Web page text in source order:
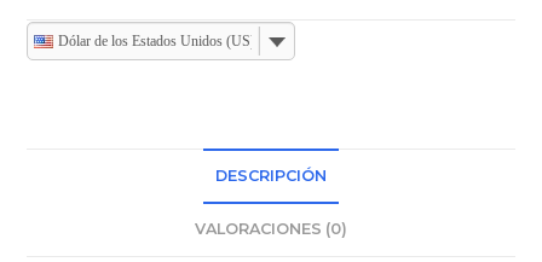
Dólar de los Estados Unidos (US)
DESCRIPCIÓN
VALORACIONES (0)